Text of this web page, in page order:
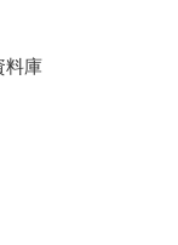
料庫